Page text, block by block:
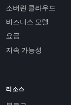
소버린 클라우드
비즈니스 모델
요금
지속 가능성
리소스